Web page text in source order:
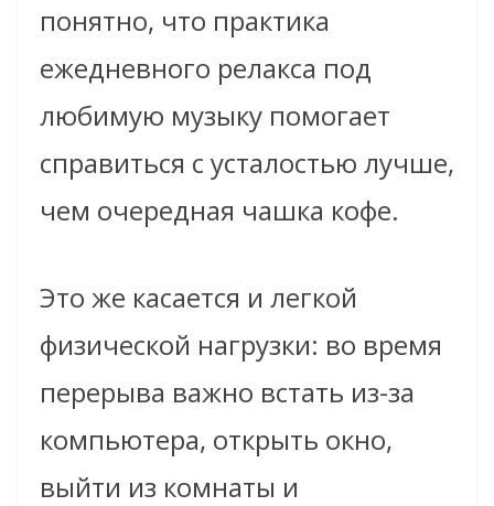
понятно, что практика
ежедневного релакса под
любимую музыку помогает
справиться с усталостью лучше,
чем очередная чашка кофе.
Это же касается и легкой
физической нагрузки: во время
перерыва важно встать из-за
компьютера, открыть окно,
выйти из комнаты и